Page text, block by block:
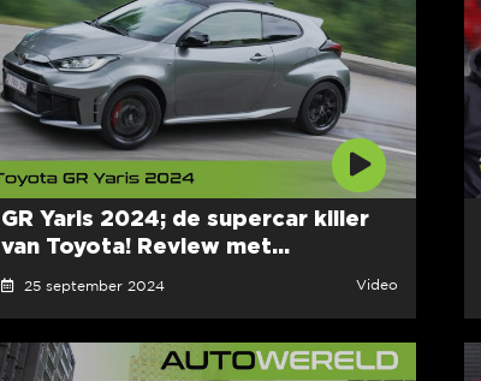
GR Yaris 2024; de supercar killer
van Toyota! Review met...
25 september 2024 Video